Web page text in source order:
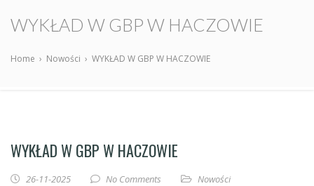
WYKŁAD W GBP W HACZOWIE
Home › Nowości › WYKŁAD W GBP W HACZOWIE
WYKŁAD W GBP W HACZOWIE
26-11-2025 No Comments
Nowości